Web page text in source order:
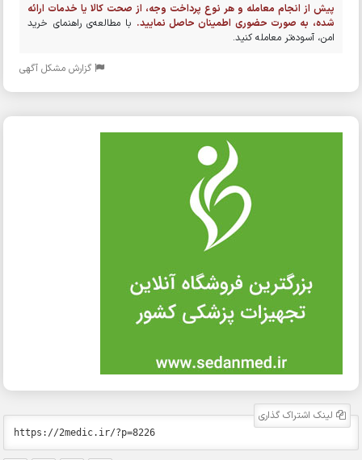
پیش از انجام معامله و هر نوع پرداخت وجه، از صحت کالا یا خدمات ارائه
شده، به صورت حضوری اطمینان حاصل نمایید. با مطالعه‌ی راهنمای خرید
امن، آسوده‌تر معامله کنید.
گزارش مشکل آگهی
لینک اشتراک گذاری